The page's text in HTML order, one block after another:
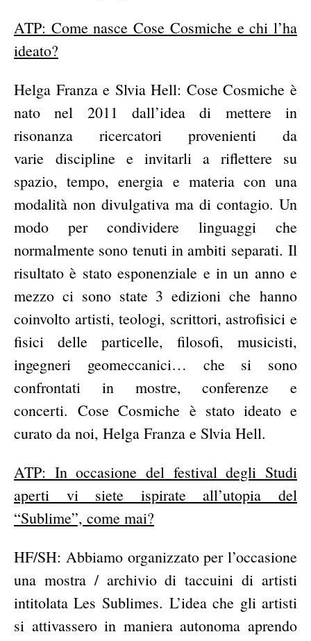
ATP: Come nasce Cose Cosmiche e chi l’ha
ideato?
Helga Franza e Slvia Hell: Cose Cosmiche è
nato nel 2011 dall’idea di mettere in
risonanza ricercatori provenienti da
varie discipline e invitarli a riflettere su
spazio, tempo, energia e materia con una
modalità non divulgativa ma di contagio. Un
modo per condividere linguaggi che
normalmente sono tenuti in ambiti separati. Il
risultato è stato esponenziale e in un anno e
mezzo ci sono state 3 edizioni che hanno
coinvolto artisti, teologi, scrittori, astrofisici e
fisici delle particelle, filosofi, musicisti,
ingegneri geomeccanici… che si sono
confrontati in mostre, conferenze e
concerti. Cose Cosmiche è stato ideato e
curato da noi, Helga Franza e Slvia Hell.
ATP: In occasione del festival degli Studi
aperti vi siete ispirate all’utopia del
“Sublime”, come mai?
HF/SH: Abbiamo organizzato per l’occasione
una mostra / archivio di taccuini di artisti
intitolata Les Sublimes. L’idea che gli artisti
si attivassero in maniera autonoma aprendo